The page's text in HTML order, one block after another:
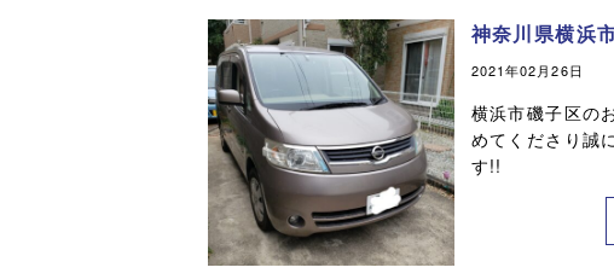
神奈川県横浜
2021年02月26日
横浜市磯子区の
めてくださり誠
す!!